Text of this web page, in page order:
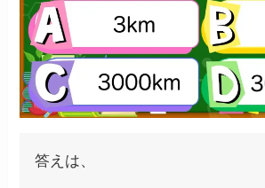
答えは、